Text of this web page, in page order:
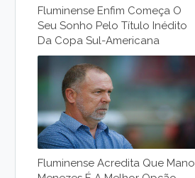
Fluminense Enfim Começa O
Seu Sonho Pelo Título Inédito
Da Copa Sul-Americana
Fluminense Acredita Que Mano